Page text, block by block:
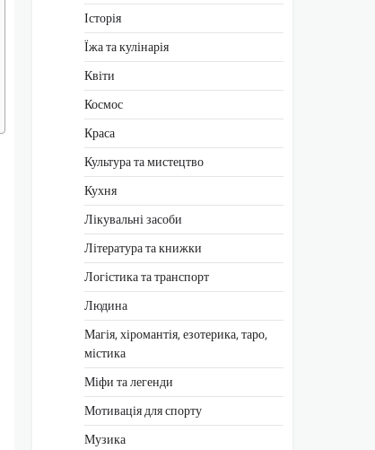
Історія
Їжа та кулінарія
Квіти
Космос
Краса
Культура та мистецтво
Кухня
Лікувальні засоби
Література та книжки
Логістика та транспорт
Людина
Магія, хіромантія, езотерика, таро,
містика
Міфи та легенди
Мотивація для спорту
Музика